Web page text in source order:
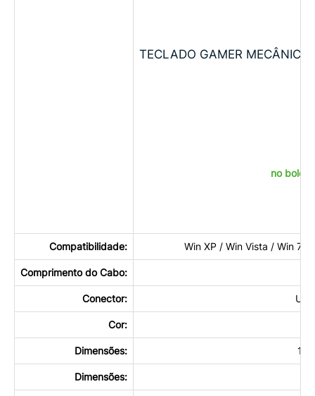
TECLADO GAMER
no
Compatibilidade: Win XP / Win Vista / Win 7 /
Comprimento do Cabo:
Conector:
Cor:
Dimensões:
Dimensões: